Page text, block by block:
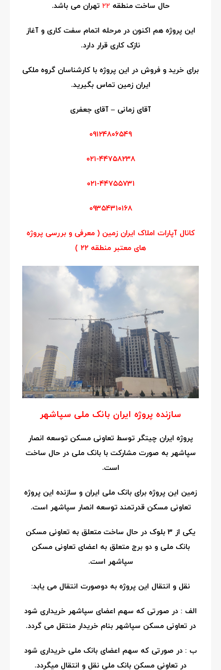
حال ساخت منطقه ۲۲ تهران می باشد.
این پروژه هم اکنون در مرحله اتمام سفت کاری و آغاز
نازک کاری قرار دارد.
برای خرید و فروش در این پروژه با کارشناسان گروه ملکی
ایران زمین تماس بگیرید.
آقای زمانی – آقای جعفری
۰۹۱۲۴۸۰۶۵۴۹
۰۲۱-۴۴۷۵۸۲۳۸
۰۲۱-۴۴۷۵۵۷۳۱
۰۹۳۵۴۳۱۰۱۶۸
کانال آپارات املاک ایران زمین ( معرفی و بررسی پروژه
های معتبر منطقه ۲۲ )
سازنده پروژه ایران بانک ملی سپاشهر
پروژه ایران چیتگر توسط تعاونی مسکن توسعه انصار
سپاشهر به صورت مشارکت با بانک ملی در حال ساخت
است.
زمین این پروژه برای بانک ملی ایران و سازنده این پروژه
تعاونی مسکن قدرتمند توسعه انصار سپاشهر است.
یکی از ۳ بلوک در حال ساخت متعلق به تعاونی مسکن
بانک ملی و دو برج متعلق به اعضای تعاونی مسکن
سپاشهر است.
نقل و انتقال این پروژه به دوصورت انتقال می یابد:
الف : در صورتی که سهم اعضای سپاشهر خریداری شود
در تعاونی مسکن سپاشهر بنام خریدار منتقل می گردد.
ب : در صورتی که سهم اعضای بانک ملی خریداری شود
در تعاونی مسکن بانک ملی نقل و انتقال میگردد.